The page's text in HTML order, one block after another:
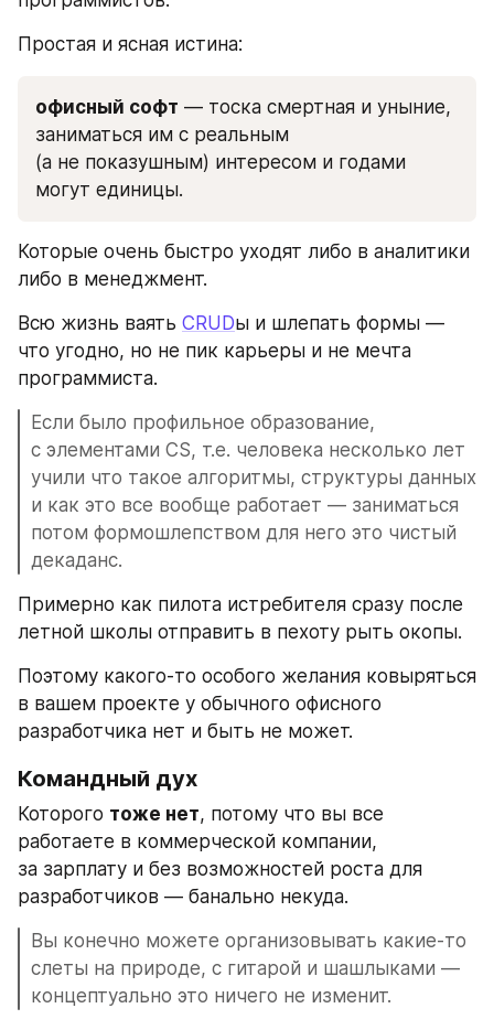
Простая и ясная истина:
офисный софт — тоска смертная и уныние,
заниматься им с реальным
(а не показушным) интересом и годами
могут единицы.
Которые очень быстро уходят либо в аналитики
либо в менеджмент.
Всю жизнь ваять CRUDы и шлепать формы —
что угодно, но не пик карьеры и не мечта
программиста.
Если было профильное образование,
с элементами CS, т.е. человека несколько лет
учили что такое алгоритмы, структуры данных
и как это все вообще работает — заниматься
потом формошлепством для него это чистый
декаданс.
Примерно как пилота истребителя сразу после
летной школы отправить в пехоту рыть окопы.
Поэтому какого-то особого желания ковыряться
в вашем проекте у обычного офисного
разработчика нет и быть не может.
Командный дух
Которого тоже нет, потому что вы все
работаете в коммерческой компании,
за зарплату и без возможностей роста для
разработчиков — банально некуда.
Вы конечно можете организовывать какие-то
слеты на природе, с гитарой и шашлыками —
концептуально это ничего не изменит.